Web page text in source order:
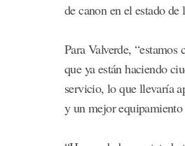
de canon en el estado de
Para Valverde,
que ya están haciendo
servicio, lo que llevaría
y un mejor equipamiento